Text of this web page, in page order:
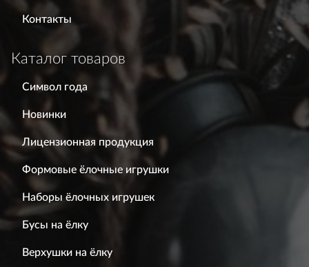
Контакты
Каталог товаров
Символ года
Новинки
Лицензионная продукция
Формовые ёлочные игрушки
Наборы ёлочных игрушек
Бусы на ёлку
Верхушки на ёлку